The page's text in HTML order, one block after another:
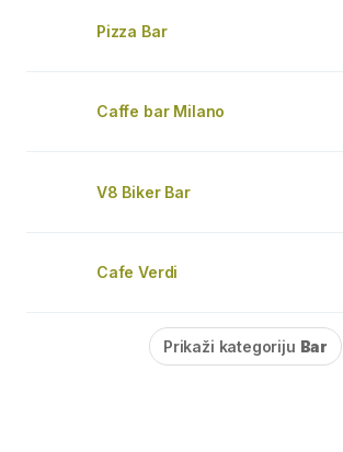
Pizza Bar
Caffe bar Milano
V8 Biker Bar
Cafe Verdi
Prikaži kategoriju Bar